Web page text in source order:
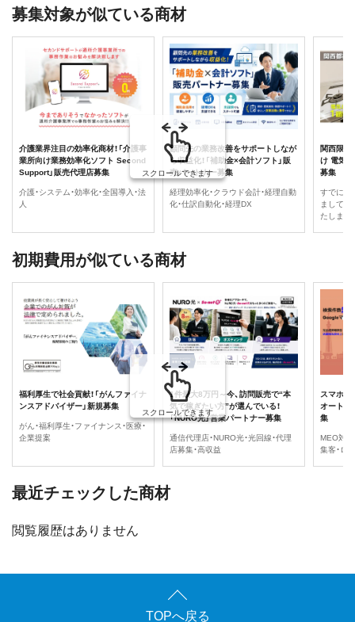
募集対象が似ている商材
介護業界注目の効率化商材！「介護事
業所向け業務効率化ソフト Second
Support」販売代理店募集
介護・システム・効率化・全国導入・法
人
顧問先の業務改善をサポートしなが
ら収益化！「補助金×会計ソフト」販
売パートナー募集
経理効率化・クラウド会計・経理自動
化・仕訳自動化・経理DX
関西限定
け 電気
募集
すでに販
ましては
たします！
スクロールできます
初期費用が似ている商材
福利厚生で社会貢献！「がんファイナ
ンスアドバイザー」新規募集
がん・福利厚生・ファイナンス・医療・
企業提案
1件最大8万円～今、訪問販売で“本
気で稼ぎたい方”が選んでいる！
「NURO光」営業パートナー募集
通信代理店・NURO光・光回線・代理
店募集・高収益
スマホ検
オートマ
集
MEO対策
集客・ロ
スクロールできます
最近チェックした商材
閲覧履歴はありません
TOPへ戻る